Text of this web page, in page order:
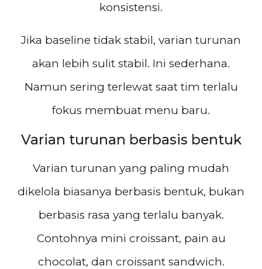
konsistensi.
Jika baseline tidak stabil, varian turunan
akan lebih sulit stabil. Ini sederhana.
Namun sering terlewat saat tim terlalu
fokus membuat menu baru.
Varian turunan berbasis bentuk
Varian turunan yang paling mudah
dikelola biasanya berbasis bentuk, bukan
berbasis rasa yang terlalu banyak.
Contohnya mini croissant, pain au
chocolat, dan croissant sandwich.